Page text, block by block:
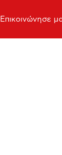
Επικοινώνησε